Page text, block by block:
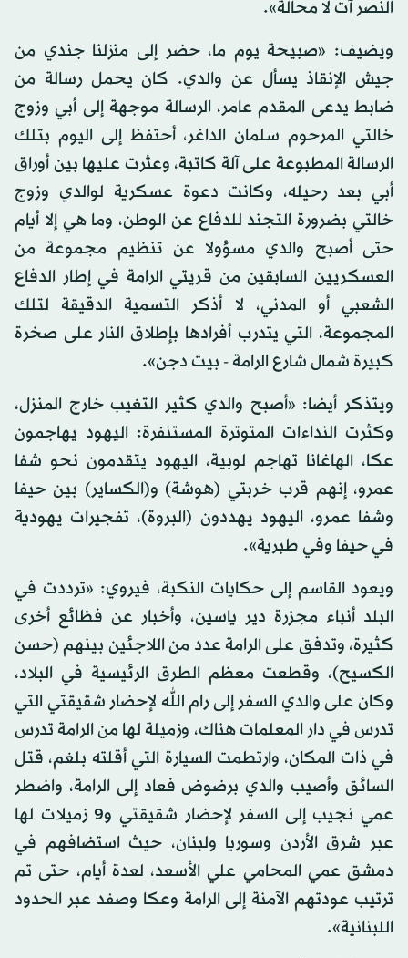
النصر آت لا محالة».
ويضيف: «صبيحة يوم ما، حضر إلى منزلنا جندي من
جيش الإنقاذ يسأل عن والدي. كان يحمل رسالة من
ضابط يدعى المقدم عامر، الرسالة موجهة إلى أبي وزوج
خالتي المرحوم سلمان الداغر، أحتفظ إلى اليوم بتلك
الرسالة المطبوعة على آلة كاتبة، وعثرت عليها بين أوراق
أبي بعد رحيله، وكانت دعوة عسكرية لوالدي وزوج
خالتي بضرورة التجند للدفاع عن الوطن، وما هي إلا أيام
حتى أصبح والدي مسؤولا عن تنظيم مجموعة من
العسكريين السابقين من قريتي الرامة في إطار الدفاع
الشعبي أو المدني، لا أذكر التسمية الدقيقة لتلك
المجموعة، التي يتدرب أفرادها بإطلاق النار على صخرة
كبيرة شمال شارع الرامة - بيت دجن».
ويتذكر أيضا: «أصبح والدي كثير التغيب خارج المنزل،
وكثرت النداءات المتوترة المستنفرة: اليهود يهاجمون
عكا، الهاغانا تهاجم لوبية، اليهود يتقدمون نحو شفا
عمرو، إنهم قرب خربتي (هوشة) و(الكساير) بين حيفا
وشفا عمرو، اليهود يهددون (البروة)، تفجيرات يهودية
في حيفا وفي طبرية».
ويعود القاسم إلى حكايات النكبة، فيروي: «ترددت في
البلد أنباء مجزرة دير ياسين، وأخبار عن فظائع أخرى
كثيرة، وتدفق على الرامة عدد من اللاجئين بينهم (حسن
الكسيح)، وقطعت معظم الطرق الرئيسية في البلاد،
وكان على والدي السفر إلى رام الله لإحضار شقيقتي التي
تدرس في دار المعلمات هناك، وزميلة لها من الرامة تدرس
في ذات المكان، وارتطمت السيارة التي أقلته بلغم، قتل
السائق وأصيب والدي برضوض فعاد إلى الرامة، واضطر
عمي نجيب إلى السفر لإحضار شقيقتي و9 زميلات لها
عبر شرق الأردن وسوريا ولبنان، حيث استضافهم في
دمشق عمي المحامي علي الأسعد، لعدة أيام، حتى تم
ترتيب عودتهم الآمنة إلى الرامة وعكا وصفد عبر الحدود
اللبنانية».